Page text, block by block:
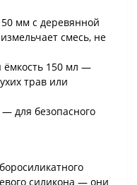
мм с деревянной
смесь, не
ёмкость 150 мл —
трав или
для безопасного
силикона — они